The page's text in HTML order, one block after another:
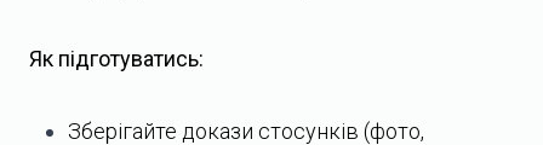
Як підготуватись:
Зберігайте докази стосунків (фото,